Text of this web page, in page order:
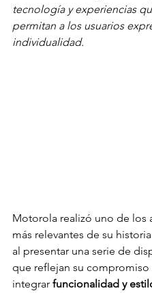
tecnología y experiencias
permitan a los usuarios
individualidad.
Motorola realizó uno de los
más relevantes de su
al presentar una serie de
que reflejan su compromiso
integrar funcionalidad y